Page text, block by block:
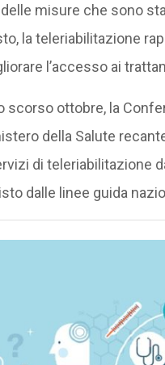
misure che sono
la teleriabilitazione
l’accesso ai
scorso ottobre, la
della Salute
di teleriabilitazione
dalle linee guida